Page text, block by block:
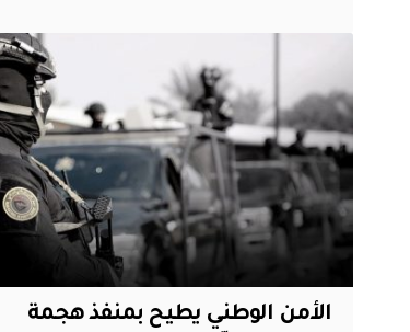
الأمن الوطني يطيح بمنفذ هجمة